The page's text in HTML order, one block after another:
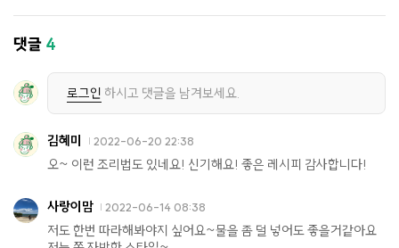
댓글 4
로그인 하시고 댓글을 남겨보세요.
김혜미 2022-06-20 22:38
오~ 이런 조리법도 있네요! 신기해요! 좋은 레시피 감사합니다!
사랑이맘 2022-06-14 08:38
저도 한번 따라해봐야지 싶어요~물을 좀 덜 넣어도 좋을거같아요